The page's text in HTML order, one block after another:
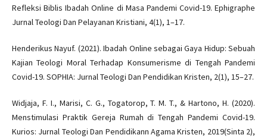
Refleksi Biblis Ibadah Online di Masa Pandemi Covid-19. Ephigraphe
Jurnal Teologi Dan Pelayanan Kristiani, 4(1), 1–17.
Henderikus Nayuf. (2021). Ibadah Online sebagai Gaya Hidup: Sebuah
Kajian Teologi Moral Terhadap Konsumerisme di Tengah Pandemi
Covid-19. SOPHIA: Jurnal Teologi Dan Pendidikan Kristen, 2(1), 15–27.
Widjaja, F. I., Marisi, C. G., Togatorop, T. M. T., & Hartono, H. (2020).
Menstimulasi Praktik Gereja Rumah di Tengah Pandemi Covid-19.
Kurios: Jurnal Teologi Dan Pendidikann Agama Kristen, 2019(Sinta 2),